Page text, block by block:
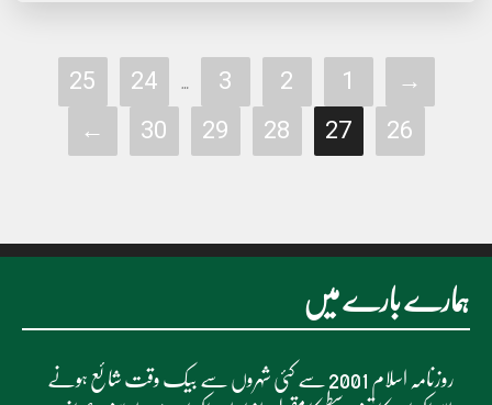
→
1
2
3
…
24
25
26
27
28
29
30
←
ہمارے بارے میں
روزنامہ اسلام 2001 سے کئی شہروں سے بیک وقت شائع ہونے